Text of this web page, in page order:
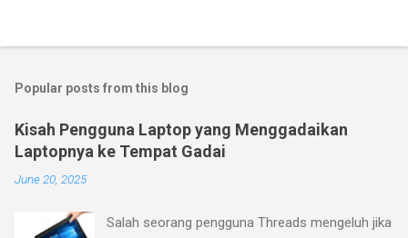
Popular posts from this blog
Kisah Pengguna Laptop yang Menggadaikan
Laptopnya ke Tempat Gadai
June 20, 2025
Salah seorang pengguna Threads mengeluh jika